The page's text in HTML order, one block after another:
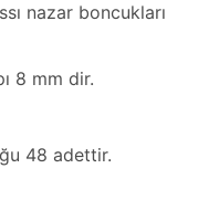
nazar boncukları
8 mm dir.
48 adettir.